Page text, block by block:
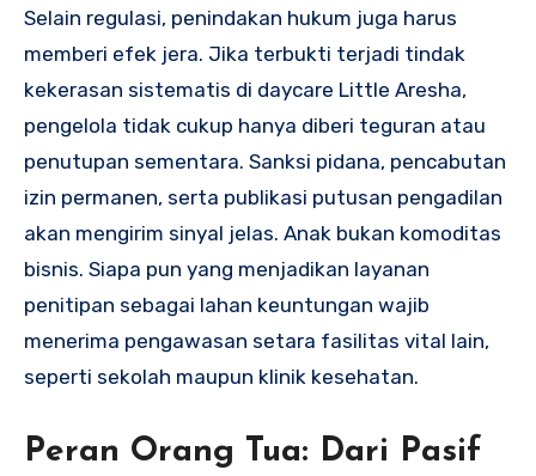
Selain regulasi, penindakan hukum juga harus
memberi efek jera. Jika terbukti terjadi tindak
kekerasan sistematis di daycare Little Aresha,
pengelola tidak cukup hanya diberi teguran atau
penutupan sementara. Sanksi pidana, pencabutan
izin permanen, serta publikasi putusan pengadilan
akan mengirim sinyal jelas. Anak bukan komoditas
bisnis. Siapa pun yang menjadikan layanan
penitipan sebagai lahan keuntungan wajib
menerima pengawasan setara fasilitas vital lain,
seperti sekolah maupun klinik kesehatan.
Peran Orang Tua: Dari Pasif